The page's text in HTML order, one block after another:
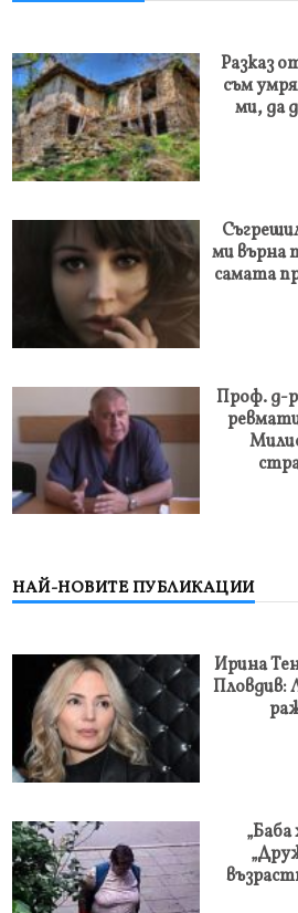
Разказ
съм
ми, да
ми върна
самата
Проф. д-
НАЙ-НОВИТЕ ПУБЛИКАЦИИ
Ирина
Пловдив:
„Баба